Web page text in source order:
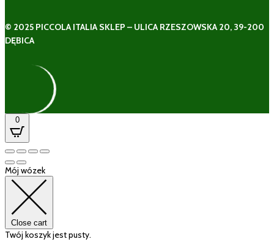
© 2025 PICCOLA ITALIA SKLEP – ULICA RZESZOWSKA 20, 39-200
DĘBICA
0
Mój wózek
Close cart
Twój koszyk jest pusty.